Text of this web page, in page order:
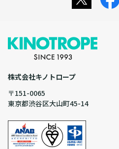
株式会社キノトロープ
〒151-0065
東京都渋谷区大山町45-14